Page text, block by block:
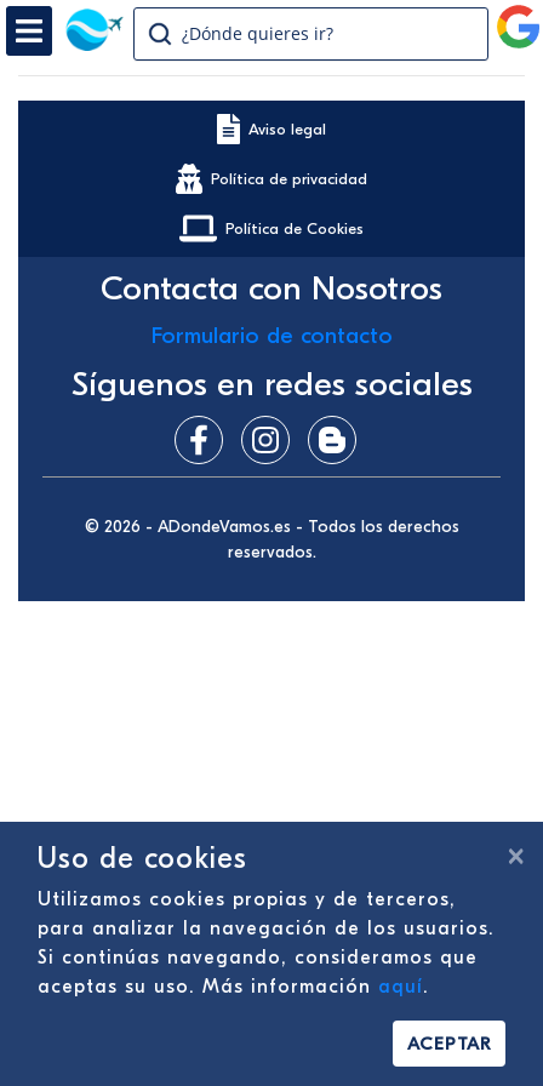
¿Dónde quieres ir?
Aviso legal
Política de privacidad
Política de Cookies
Contacta con Nosotros
Formulario de contacto
Síguenos en redes sociales
© 2026 - ADondeVamos.es - Todos los derechos
reservados.
×
Uso de cookies
Utilizamos cookies propias y de terceros,
para analizar la navegación de los usuarios.
Si continúas navegando, consideramos que
aceptas su uso. Más información aquí.
ACEPTAR